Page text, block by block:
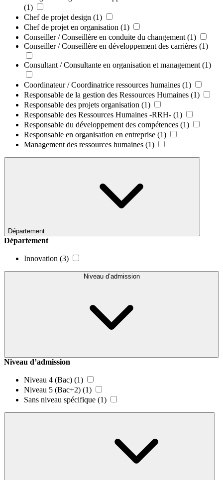
(1)
Chef de projet design (1)
Chef de projet en organisation (1)
Conseiller / Conseillère en conduite du changement (1)
Conseiller / Conseillère en développement des carrières (1)
Consultant / Consultante en organisation et management (1)
Coordinateur / Coordinatrice ressources humaines (1)
Responsable de la gestion des Ressources Humaines (1)
Responsable des projets organisation (1)
Responsable des Ressources Humaines -RRH- (1)
Responsable du développement des compétences (1)
Responsable en organisation en entreprise (1)
Management des ressources humaines (1)
Département
Département
Innovation (3)
Niveau d’admission
Niveau d’admission
Niveau 4 (Bac) (1)
Niveau 5 (Bac+2) (1)
Sans niveau spécifique (1)